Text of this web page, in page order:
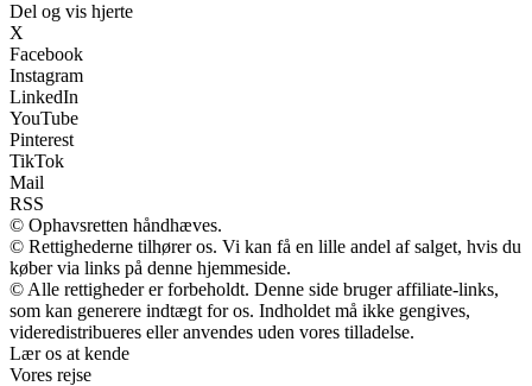
Del og vis hjerte
X
Facebook
Instagram
LinkedIn
YouTube
Pinterest
TikTok
Mail
RSS
© Ophavsretten håndhæves.
© Rettighederne tilhører os. Vi kan få en lille andel af salget, hvis du
køber via links på denne hjemmeside.
© Alle rettigheder er forbeholdt. Denne side bruger affiliate-links,
som kan generere indtægt for os. Indholdet må ikke gengives,
videredistribueres eller anvendes uden vores tilladelse.
Lær os at kende
Vores rejse